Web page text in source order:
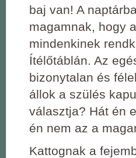
baj van! A
magamnak, hogy
mindenkinek
Ítélőtáblán. Az
bizonytalan és
állok a szülés
választja? Hát én
én nem az a
Kattognak a